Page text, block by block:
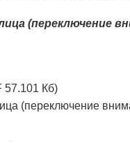
(переключение
57.101 Кб)
(переключение